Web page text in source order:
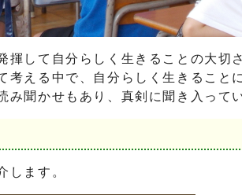
して自分らしく生きることの大
考える中で、自分らしく生きるこ
聞かせもあり、真剣に聞き入って
します。